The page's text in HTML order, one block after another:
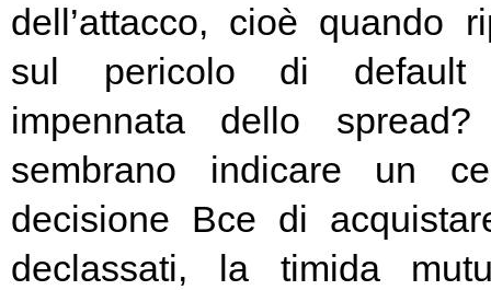
dell’attacco, cioè quando
sul pericolo di default
impennata dello
sembrano indicare un
decisione Bce di
declassati, la timida